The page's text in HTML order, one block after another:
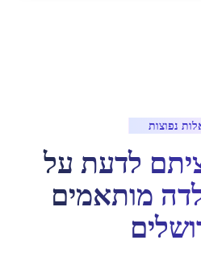
נפוצות
לדעת על
מותאמים